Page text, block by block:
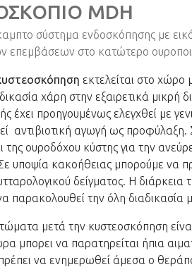
ΜDH
σύστημα ενδοσκόπησης με
επεμβάσεων στο κατώτερο
εκτελείται στο χώρο
χάρη στην εξαιρετικά μικρή
έχει προηγουμένως ελεγχθεί με
αντιβιοτική αγωγή ως προφύλαξη.
της ουροδόχου κύστης για την
υποψία κακοήθειας μπορούμε να
δείγματος. Η διάρκεια
παρακολουθεί την όλη διαδικασία
μετά την κυστεοσκόπηση
μπορει να παρατηρείται ήπια
να ενημερωθεί άμεσα ο